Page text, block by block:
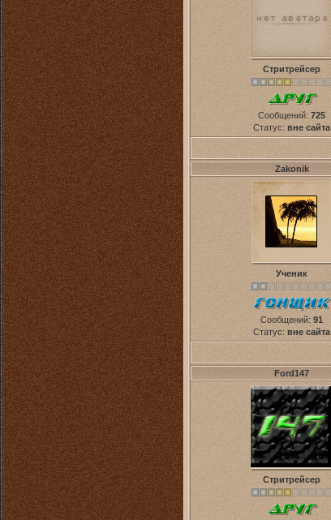
Стритрейсер
Сообщений: 725
Статус: вне сайта
Zakonik
Ученик
Сообщений: 91
Статус: вне сайта
Ford147
Стритрейсер